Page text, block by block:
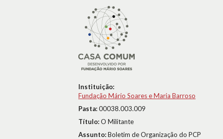
Instituição:
Fundação Mário Soares e Maria Barroso
Pasta:00038.003.009
Título:O Militante
Assunto:Boletim de Organização do PCP